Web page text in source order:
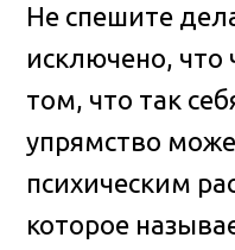
Не спешите
исключено, что
том, что так
упрямство
психическим
которое